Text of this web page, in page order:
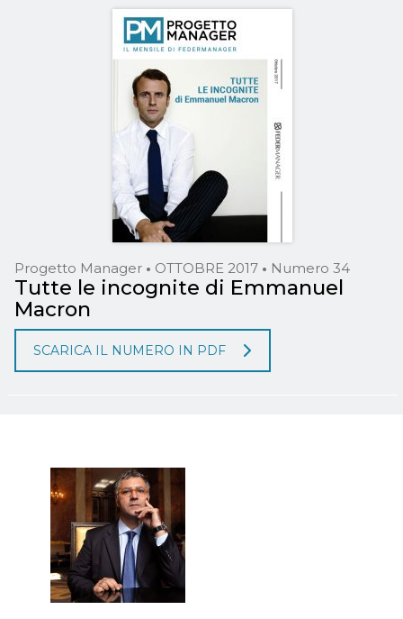
Progetto Manager • OTTOBRE 2017 • Numero 34
Tutte le incognite di Emmanuel
Macron
SCARICA IL NUMERO IN PDF